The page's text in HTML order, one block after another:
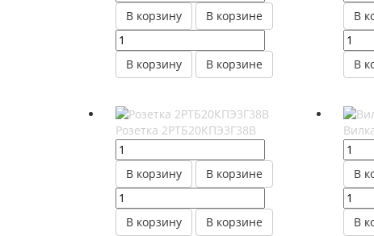
В корзину В корзине
В корзину В корзине
В
В
Розетка 2РТБ20КПЭ3Г38В
В корзину В корзине
В корзину В корзине
В
В